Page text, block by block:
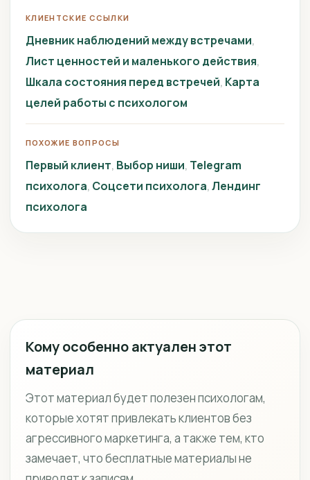
КЛИЕНТСКИЕ ССЫЛКИ
Дневник наблюдений между встречами
Лист ценностей и маленького действия
Шкала состояния перед встречей Карта
целей работы с психологом
ПОХОЖИЕ ВОПРОСЫ
Первый клиент Выбор ниши Telegram
психолога Соцсети психолога Лендинг
психолога
Кому особенно актуален этот
материал
Этот материал будет полезен психологам,
которые хотят привлекать клиентов без
агрессивного маркетинга, а также тем, кто
замечает, что бесплатные материалы не